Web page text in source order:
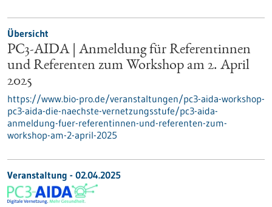
Übersicht
PC3-AIDA | Anmeldung für Referentinnen
und Referenten zum Workshop am 2. April
2025
https://www.bio-pro.de/veranstaltungen/pc3-aida-workshop-
pc3-aida-die-naechste-vernetzungsstufe/pc3-aida-
anmeldung-fuer-referentinnen-und-referenten-zum-
workshop-am-2-april-2025
Veranstaltung - 02.04.2025